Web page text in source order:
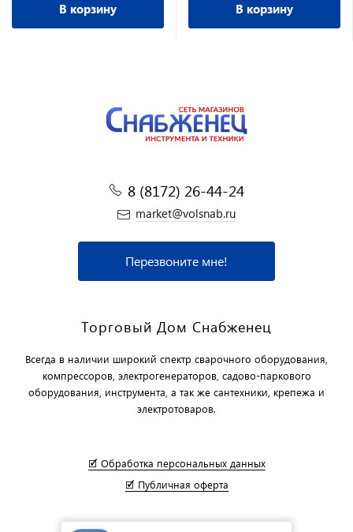
В корзину В корзину
8 (8172) 26-44-24
market@volsnab.ru
Перезвоните мне!
Торговый Дом Снабженец
Всегда в наличии широкий спектр сварочного оборудования,
компрессоров, электрогенераторов, садово-паркового
оборудования, инструмента, а так же сантехники, крепежа и
электротоваров.
🗹 Обработка персональных данных
🗹 Публичная оферта